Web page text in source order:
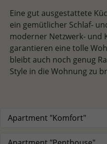
Eine gut ausgestattete
ein gemütlicher Schlaf-
moderner Netzwerk- und
garantieren eine tolle
bleibt auch noch genug
Style in die Wohnung zu
Apartment "Komfort"